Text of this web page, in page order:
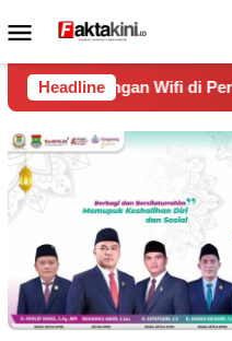
ke
Menu
Mobile
Headline
di Perumahan Taman